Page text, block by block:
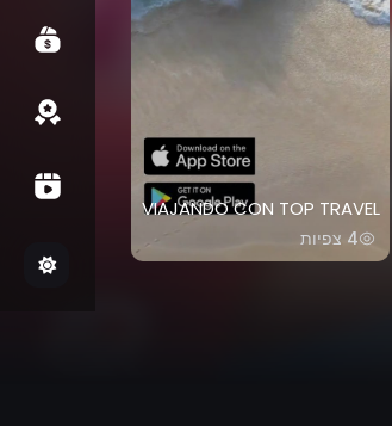
VIAJANDO CON TOP TRAVEL
CENTRE
4 צפיות